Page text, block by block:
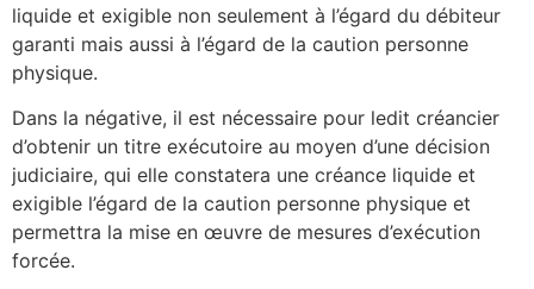
liquide et exigible non seulement à l’égard du débiteur
garanti mais aussi à l’égard de la caution personne
physique.
Dans la négative, il est nécessaire pour ledit créancier
d’obtenir un titre exécutoire au moyen d’une décision
judiciaire, qui elle constatera une créance liquide et
exigible l’égard de la caution personne physique et
permettra la mise en œuvre de mesures d’exécution
forcée.